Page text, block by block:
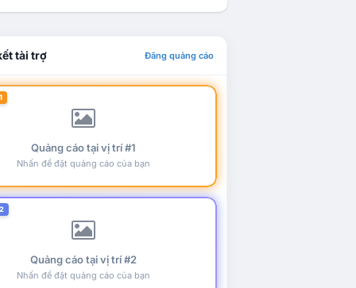
tài trợ Đăng quảng cáo
Quảng cáo tại vị trí #1
Nhấn để đặt quảng cáo của bạn
Quảng cáo tại vị trí #2
Nhấn để đặt quảng cáo của bạn